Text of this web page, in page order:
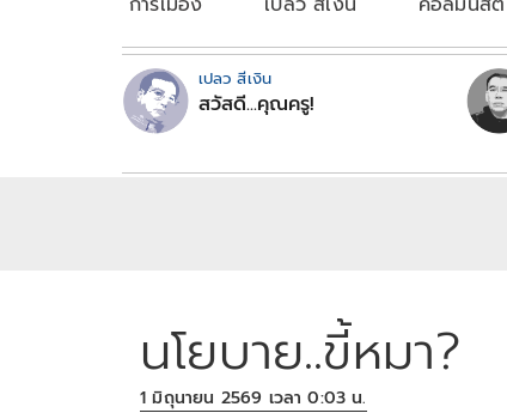
เปลว สีเงิน
สวัสดี...คุณครู!
นโยบาย..ขี้หมา?
1 มิถุนายน 2569 เวลา 0:03 น.